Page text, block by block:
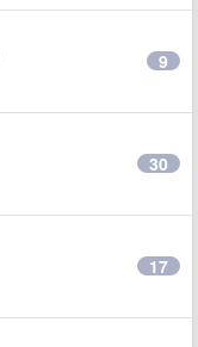
9
30
17